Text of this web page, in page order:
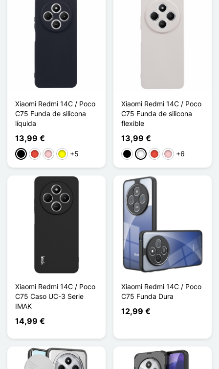
Xiaomi Redmi 14C / Poco
C75 Funda de silicona
líquida
13,99 €
NegroRojoRosaAmarillo
+5
Xiaomi Redmi 14C / Poco
C75 Funda de silicona
flexible
13,99 €
NegroBlancoRojoRosa+6
Xiaomi Redmi 14C / Poco
C75 Caso UC-3 Serie
IMAK
14,99 €
Xiaomi Redmi 14C / Poco
C75 Funda Dura
12,99 €